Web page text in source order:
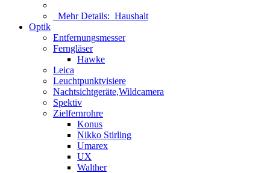
Mehr Details: Haushalt
Optik
Entfernungsmesser
Ferngläser
Hawke
Leica
Leuchtpunktvisiere
Nachtsichtgeräte,Wildcamera
Spektiv
Zielfernrohre
Konus
Nikko Stirling
Umarex
UX
Walther